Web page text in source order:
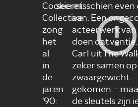
Cookie
Collective
zong
het
al
in
de
jaren
’90:
secret.misschien
aan. Een
acteerwerk
doen dat
Carl uit The
zeker samen
zwaargewicht
gekomen –
de sleutels zijn